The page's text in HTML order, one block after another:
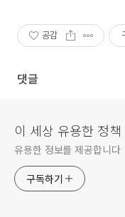
공감
댓글
이 세상 유용한 정
유용한 정보를 제공합니다
구독하기